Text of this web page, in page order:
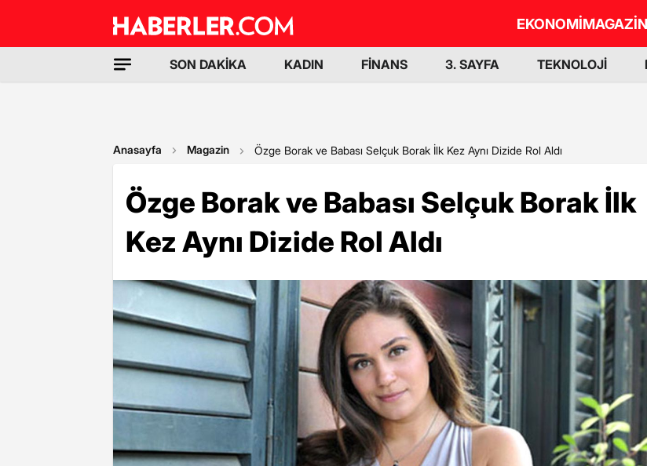
EKONOMİMAGAZİN
SON DAKİKA KADIN FİNANS 3. SAYFA TEKNOLOJİ
Anasayfa Magazin Özge Borak ve Babası Selçuk Borak İlk Kez Aynı Dizide Rol Aldı
Özge Borak ve Babası Selçuk Borak İlk
Kez Aynı Dizide Rol Aldı